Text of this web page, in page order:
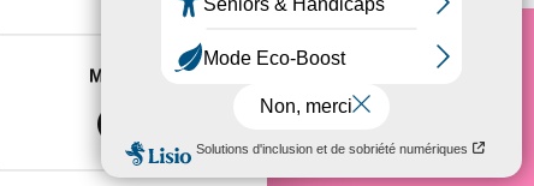
à plusieurs mètres près
vous à lasection «
Marketing